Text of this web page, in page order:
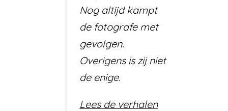
Nog altijd kampt
de fotografe met
gevolgen.
Overigens is zij niet
de enige.
Lees de verhalen